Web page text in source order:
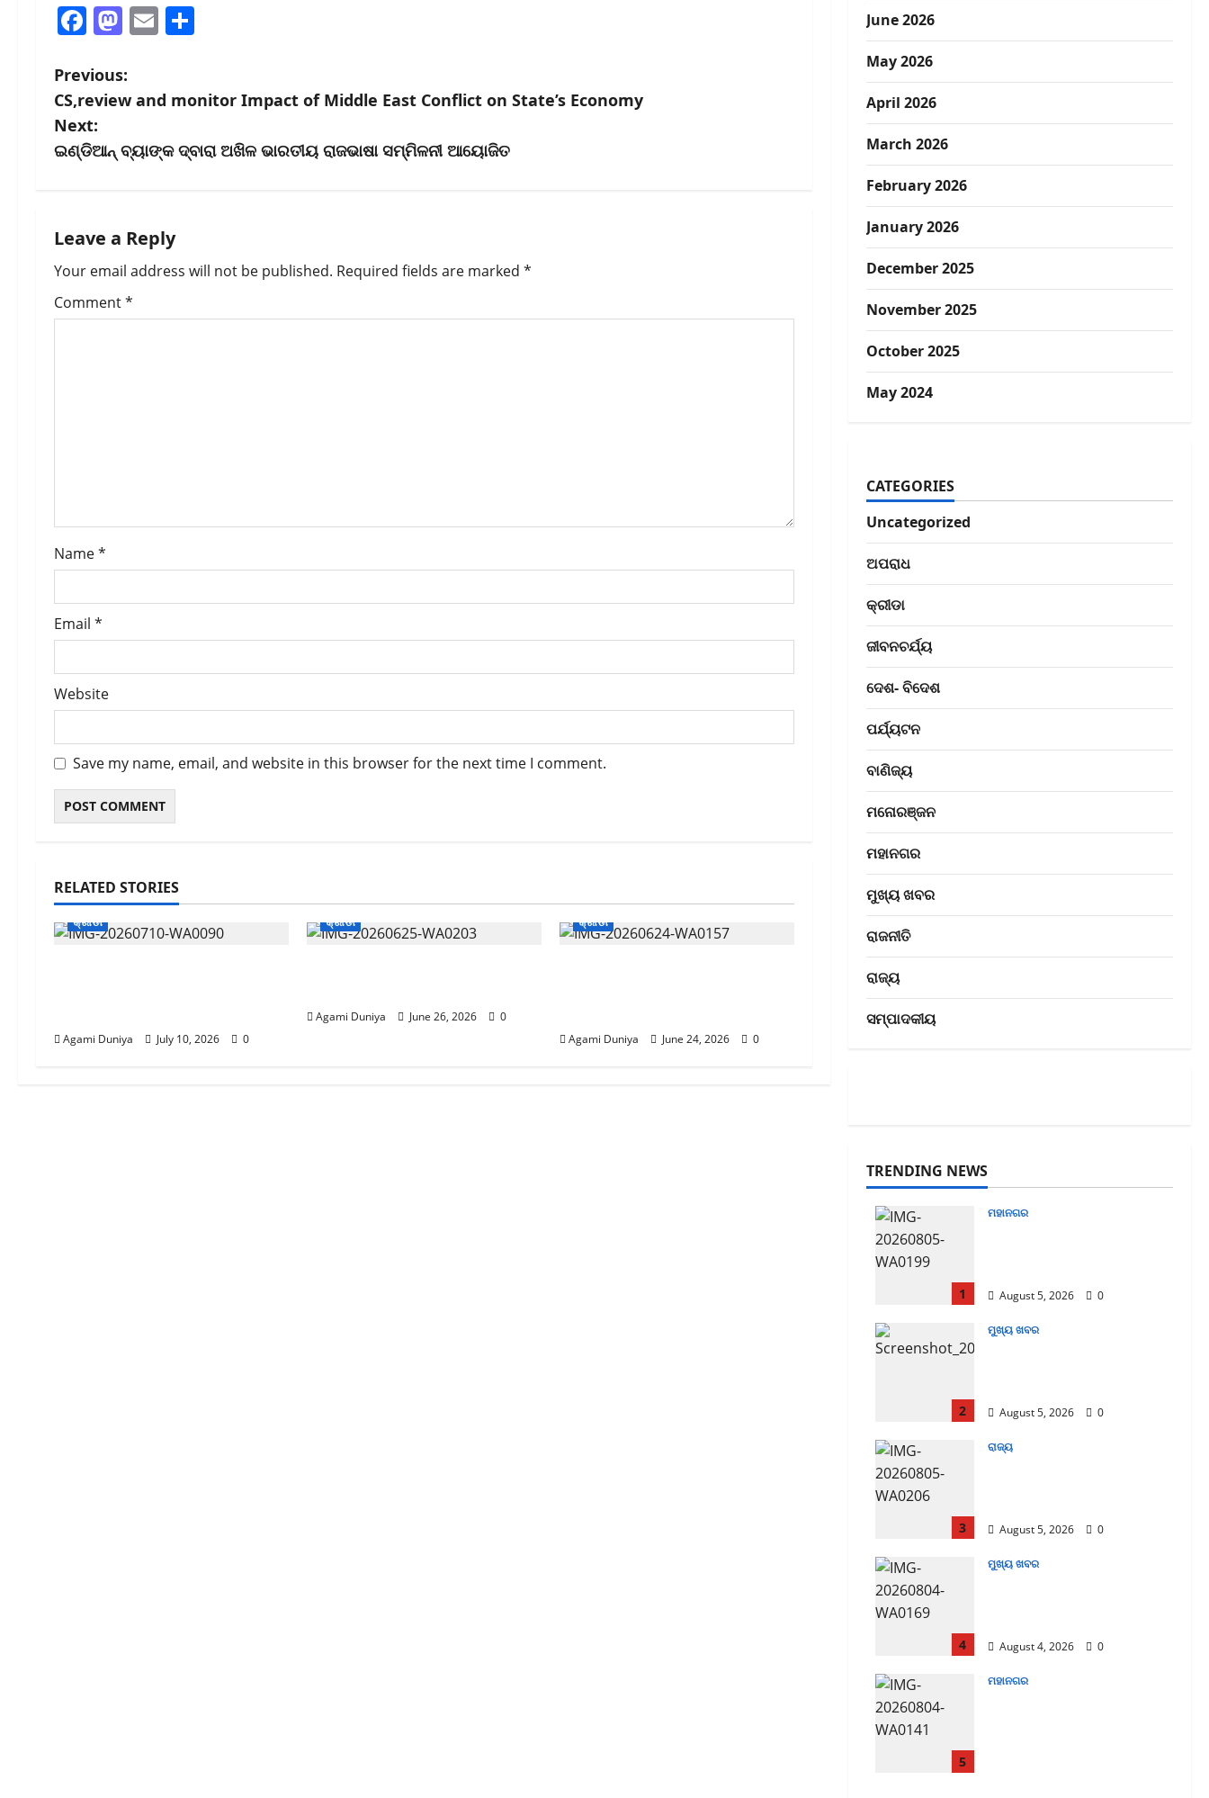
Facebook
Mastodon
Email
P
o
s
n
a
v
o
n
Previous:
CS,review and monitor Impact of Middle East Conflict on State’s Economy
Next:
ଇଣ୍ଡିଆନ୍ ବ୍ୟାଙ୍କ ଦ୍ବାରା ଅଖିଳ ଭାରତୀୟ ରାଜଭାଷା ସମ୍ମିଳନୀ ଆୟୋଜିତ
Leave a Reply
Your email address will not be published. Required fields are marked *
Comment*
Name*
Email *
Website
Save my name, email, and website in this browser for the next time I comment.
RELATED STORIES
କ୍ରୀଡା
Agami Duniya July 10, 2026 0
କ୍ରୀଡା
Agami Duniya June 26, 2026 0
କ୍ରୀଡା
Agami Duniya June 24, 2026 0
June 2026
May 2026
April 2026
March 2026
February 2026
January 2026
December 2025
November 2025
October 2025
May 2024
CATEGORIES
Uncategorized
ଅପରାଧ
କ୍ରୀଡା
ଜୀବନଚର୍ଯ୍ୟ
ଦେଶ- ବିଦେଶ
ପର୍ଯ୍ୟଟନ
ବାଣିଜ୍ୟ
ମନୋରଞ୍ଜନ
ମହାନଗର
ମୁଖ୍ୟ ଖବର
ରାଜନୀତି
ରାଜ୍ୟ
ସମ୍ପାଦକୀୟ
TRENDING NEWS
1
ମହାନଗର
August 5, 2026 0
2
ମୁଖ୍ୟ ଖବର
August 5, 2026 0
3
ରାଜ୍ୟ
August 5, 2026 0
4
ମୁଖ୍ୟ ଖବର
August 4, 2026 0
5
ମହାନଗର